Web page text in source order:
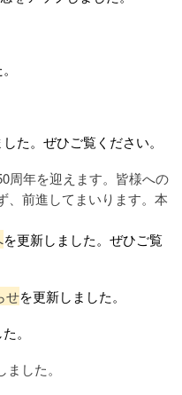
た。ぜひご覧ください。
年を迎えます。 皆様への
前進してまいります。 本
を更新しました。ぜひご覧
せを更新しました。
。
ました。